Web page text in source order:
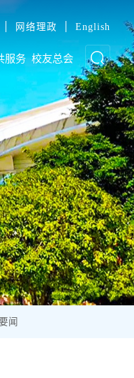
网络理政 English
服务 校友总会
闻